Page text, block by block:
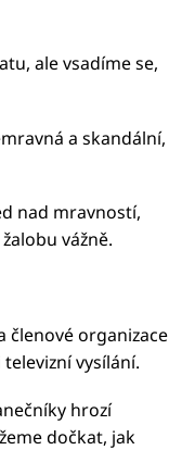
ale vsadíme se,
a skandální,
nad mravností,
vážně.
členové organizace
vysílání.
hrozí
dočkat, jak